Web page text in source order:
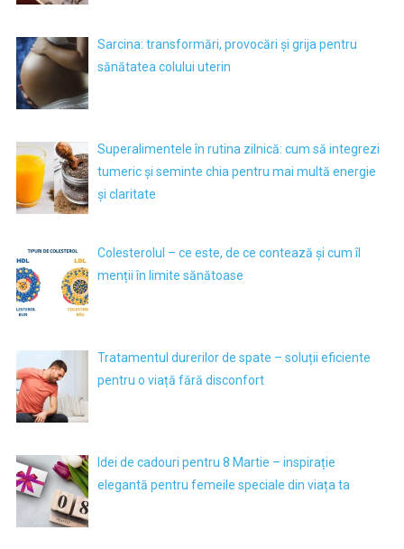
Sarcina: transformări, provocări și grija pentru
sănătatea colului uterin
Superalimentele în rutina zilnică: cum să integrezi
tumeric și seminte chia pentru mai multă energie
și claritate
Colesterolul – ce este, de ce contează și cum îl
menții în limite sănătoase
Tratamentul durerilor de spate – soluții eficiente
pentru o viață fără disconfort
Idei de cadouri pentru 8 Martie – inspirație
elegantă pentru femeile speciale din viața ta